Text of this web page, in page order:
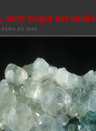
Sant Cugat del
DE 2008